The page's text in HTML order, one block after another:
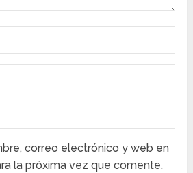
correo electrónico y web en
la próxima vez que comente.